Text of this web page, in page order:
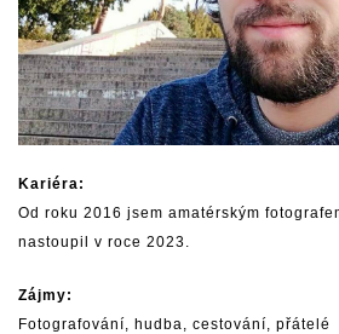
Kariéra:
Od roku 2016 jsem amatérským
nastoupil v roce 2023.
Zájmy:
Fotografování, hudba, cestování, přátelé